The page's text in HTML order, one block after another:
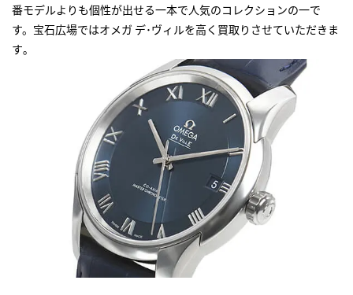
番モデルよりも個性が出せる一本で人気のコレクションの一で
す。宝石広場ではオメガ デ･ヴィルを高く買取りさせていただきま
す｡